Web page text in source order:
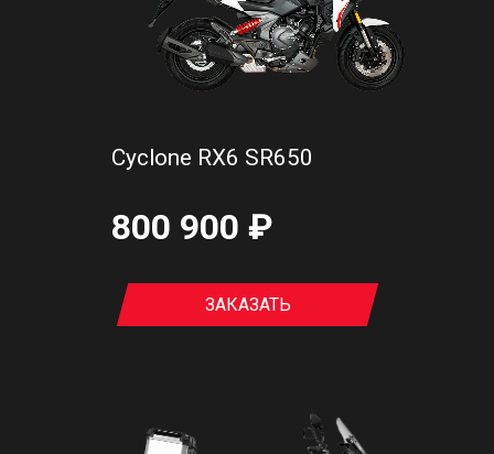
Cyclone RX6 SR650
800 900 ₽
ЗАКАЗАТЬ